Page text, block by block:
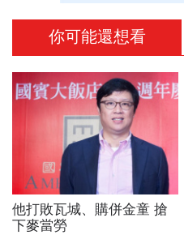
你可能還想看
他打敗瓦城、購併金童 搶
下麥當勞